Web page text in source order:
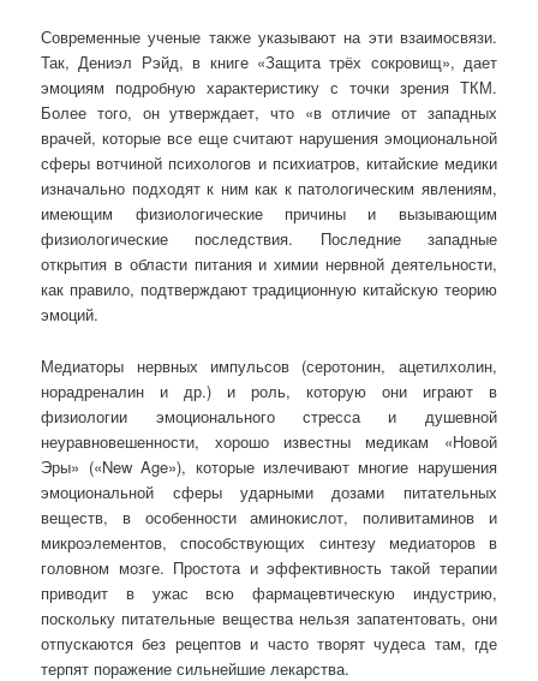
Современные ученые также указывают на эти взаимосвязи.
Так, Дениэл Рэйд, в книге «Защита трёх сокровищ», дает
эмоциям подробную характеристику с точки зрения ТКМ.
Более того, он утверждает, что «в отличие от западных
врачей, которые все еще считают нарушения эмоциональной
сферы вотчиной психологов и психиатров, китайские медики
изначально подходят к ним как к патологическим явлениям,
имеющим физиологические причины и вызывающим
физиологические последствия. Последние западные
открытия в области питания и химии нервной деятельности,
как правило, подтверждают традиционную китайскую теорию
эмоций.
Медиаторы нервных импульсов (серотонин, ацетилхолин,
норадреналин и др.) и роль, которую они играют в
физиологии эмоционального стресса и душевной
неуравновешенности, хорошо известны медикам «Новой
Эры» («New Age»), которые излечивают многие нарушения
эмоциональной сферы ударными дозами питательных
веществ, в особенности аминокислот, поливитаминов и
микроэлементов, способствующих синтезу медиаторов в
головном мозге. Простота и эффективность такой терапии
приводит в ужас всю фармацевтическую индустрию,
поскольку питательные вещества нельзя запатентовать, они
отпускаются без рецептов и часто творят чудеса там, где
терпят поражение сильнейшие лекарства.